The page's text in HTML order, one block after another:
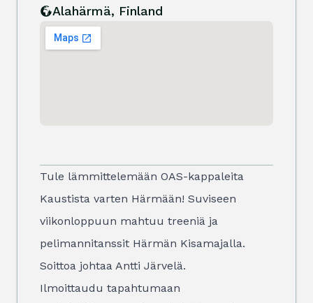
Tule lämmittelemään OAS-kappaleita
Kaustista varten Härmään! Suviseen
viikonloppuun mahtuu treeniä ja
pelimannitanssit Härmän Kisamajalla.
Soittoa johtaa Antti Järvelä.
Ilmoittaudu tapahtumaan
Alahärmä, Finland